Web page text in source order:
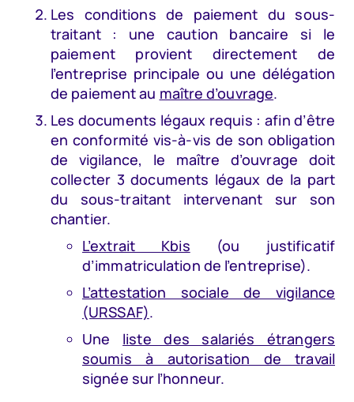
Les conditions de paiement du sous-
traitant : une caution bancaire si le
paiement provient directement de
l’entreprise principale ou une délégation
de paiement au maître d’ouvrage.
Les documents légaux requis : afin d’être
en conformité vis-à-vis de son obligation
de vigilance, le maître d’ouvrage doit
collecter 3 documents légaux de la part
du sous-traitant intervenant sur son
chantier.
L’extrait Kbis (ou justificatif
d’immatriculation de l’entreprise).
L’attestation sociale de vigilance
(URSSAF).
Une liste des salariés étrangers
soumis à autorisation de travail
signée sur l’honneur.